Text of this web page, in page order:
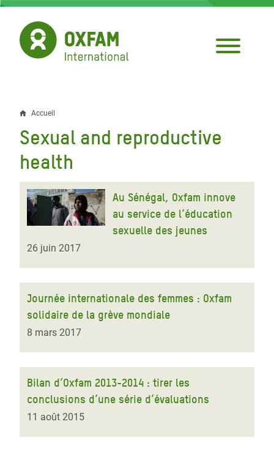
Aller
contenu
principal
Fil
d'Ariane
Accueil
Sexual and reproductive
health
Au Sénégal, Oxfam innove
au service de l’éducation
sexuelle des jeunes
26 juin 2017
Journée internationale des femmes : Oxfam
solidaire de la grève mondiale
8 mars 2017
Bilan d’Oxfam 2013-2014 : tirer les
conclusions d’une série d’évaluations
11 août 2015